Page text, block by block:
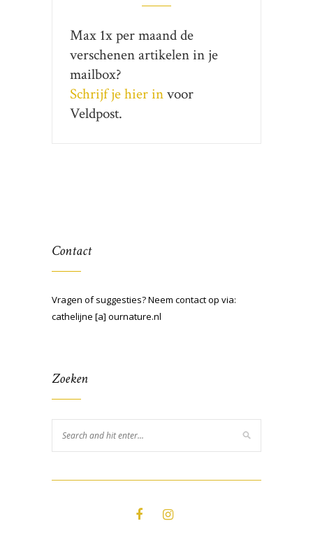
Max 1x per maand de
verschenen artikelen in je
mailbox?
Schrijf je hier invoor
Veldpost.
Contact
Vragen of suggesties? Neem contact op via:
cathelijne [a] ournature.nl
Zoeken